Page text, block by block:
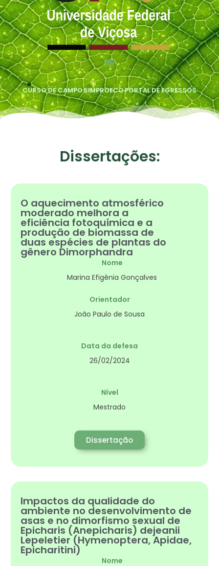
CURSO DE CAMPOSIMPROECOPORTAL DE EGRESSOS
Dissertações:
O aquecimento atmosférico
moderado melhora a
eficiência fotoquímica e a
produção de biomassa de
duas espécies de plantas do
gênero Dimorphandra
Nome
Marina Efigênia Gonçalves
Orientador
João Paulo de Sousa
Data da defesa
26/02/2024
Nível
Mestrado
Dissertação
Impactos da qualidade do
ambiente no desenvolvimento de
asas e no dimorfismo sexual de
Epicharis (Anepicharis) dejeanii
Lepeletier (Hymenoptera, Apidae,
Epicharitini)
Nome